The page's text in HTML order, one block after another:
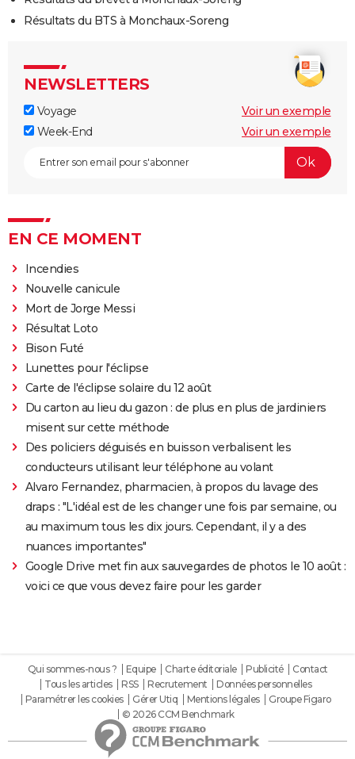
Résultats du BTS à Monchaux-Soreng
NEWSLETTERS
Voyage
Voir un exemple
Week-End
Voir un exemple
EN CE MOMENT
Incendies
Nouvelle canicule
Mort de Jorge Messi
Résultat Loto
Bison Futé
Lunettes pour l'éclipse
Carte de l'éclipse solaire du 12 août
Du carton au lieu du gazon : de plus en plus de jardiniers
misent sur cette méthode
Des policiers déguisés en buisson verbalisent les
conducteurs utilisant leur téléphone au volant
Alvaro Fernandez, pharmacien, à propos du lavage des
draps : "L'idéal est de les changer une fois par semaine, ou
au maximum tous les dix jours. Cependant, il y a des
nuances importantes"
Google Drive met fin aux sauvegardes de photos le 10 août :
voici ce que vous devez faire pour les garder
Qui sommes-nous ? Equipe Charte éditoriale Publicité
Contact
Tous les articles
RSS Recrutement
Données personnelles
Paramétrer les cookies
Gérer Utiq Mentions légales
Groupe Figaro
© 2026 CCM Benchmark